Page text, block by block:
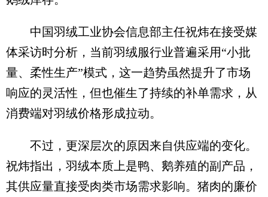
中国羽绒工业协会信息部主任祝炜在接受媒
体采访时分析，当前羽绒服行业普遍采用“小批
量、柔性生产”模式，这一趋势虽然提升了市场
响应的灵活性，但也催生了持续的补单需求，从
消费端对羽绒价格形成拉动。
不过，更深层次的原因来自供应端的变化。
祝炜指出，羽绒本质上是鸭、鹅养殖的副产品，
其供应量直接受肉类市场需求影响。猪肉的廉价